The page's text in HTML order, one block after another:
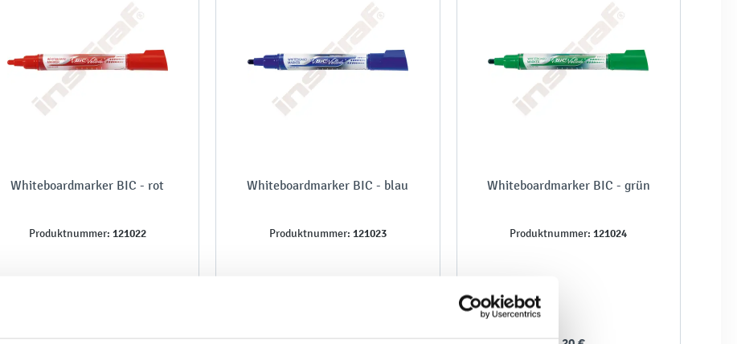
Whiteboardmarker BIC - rot
Produktnummer: 121022
Whiteboardmarker BIC - blau
Produktnummer: 121023
Whiteboardmarker BIC - grün
Produktnummer: 121024